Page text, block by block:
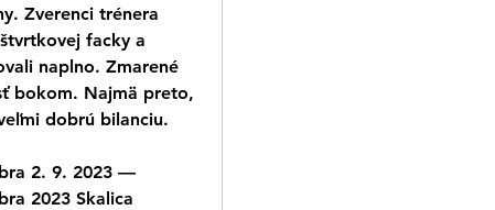
Zverenci trénera
facky a
naplno. Zmarené
bokom. Najmä preto,
dobrú bilanciu.
2. 9. 2023 —
2023 Skalica